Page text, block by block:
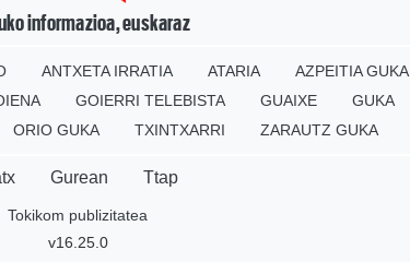
informazioa, euskaraz
ANTXETA IRRATIA ATARIA AZPEITIA GUKA
GOIERRI TELEBISTA GUAIXE GUKA
ORIO GUKA TXINTXARRI ZARAUTZ GUKA
Gurean Ttap
Tokikom publizitatea
v16.25.0